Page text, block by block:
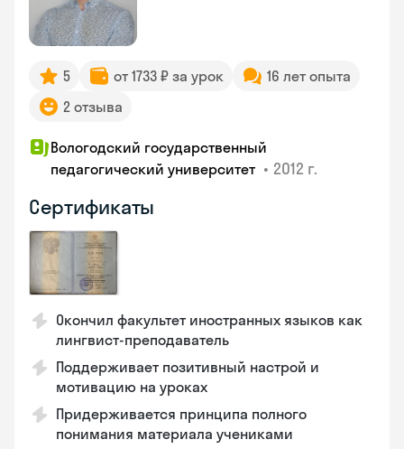
5 от 1733 ₽ за урок
16 лет опыта
2 отзыва
Вологодский государственный
педагогический университет • 2012 г.
Сертификаты
Окончил факультет иностранных языков как
лингвист-преподаватель
Поддерживает позитивный настрой и
мотивацию на уроках
Придерживается принципа полного
понимания материала учениками